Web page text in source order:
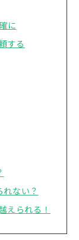
に
する
ない？
えられる！